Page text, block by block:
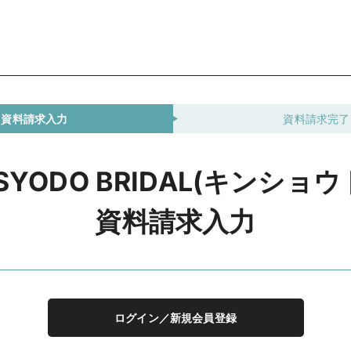
資料請求入力 資料請求完了
BRIDAL(キンショウ
資料請求入力
ログイン／新規会員登録